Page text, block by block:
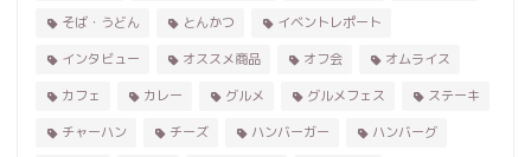
そば・うどん
とんかつ
イベントレポート
インタビュー
オススメ商品 オフ会
オムライス
カフェ
カレー グルメ グルメフェス
ステーキ
チャーハン
チーズ ハンバーガー
ハンバーグ